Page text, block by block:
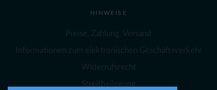
HINWEISE
Preise, Zahlung, Versand
Informationen zum elektronischen Geschäftsverkehr
Widerrufsrecht
Streitbeilegung